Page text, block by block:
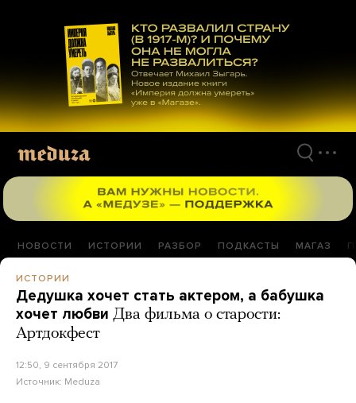
материалам
НОВОСТИ ИСТОРИИ РАЗБОР ПОДКАСТЫ МАГАЗ
ИСТОРИИ
Дедушка хочет стать актером, а бабушка
хочет любви Два фильма о старости:
Артдокфест
12:50, 9 сентября 2017
Источник: Meduza